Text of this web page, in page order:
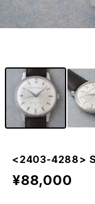
<2403-4288>
¥88,000